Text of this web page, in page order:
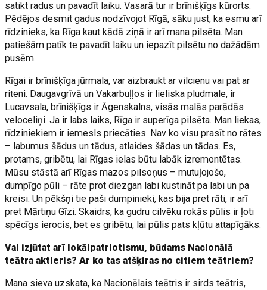
satikt radus un pavadīt laiku. Vasarā tur ir brīnišķīgs kūrorts.
Pēdējos desmit gadus nodzīvojot Rīgā, sāku just, ka esmu arī
rīdzinieks, ka Rīga kaut kādā ziņā ir arī mana pilsēta. Man
patiešām patīk te pavadīt laiku un iepazīt pilsētu no dažādām
pusēm.
Rīgai ir brīnišķīga jūrmala, var aizbraukt ar vilcienu vai pat ar
riteni. Daugavgrīvā un Vakarbuļļos ir lieliska pludmale, ir
Lucavsala, brīnišķīgs ir Āgenskalns, visās malās parādās
veloceliņi. Ja ir labs laiks, Rīga ir superīga pilsēta. Man liekas,
rīdziniekiem ir iemesls priecāties. Nav ko visu prasīt no rātes
– labumus šādus un tādus, atlaides šādas un tādas. Es,
protams, gribētu, lai Rīgas ielas būtu labāk izremontētas.
Mūsu stāstā arī Rīgas mazos pilsoņus – mutuļojošo,
dumpīgo pūli – rāte prot diezgan labi kustināt pa labi un pa
kreisi. Un pēkšņi tie paši dumpinieki, kas bija pret rāti, ir arī
pret Mārtiņu Gīzi. Skaidrs, ka gudru cilvēku rokās pūlis ir ļoti
spēcīgs ierocis, bet es gribētu, lai pūlis pats kļūtu attapīgāks.
Vai izjūtat arī lokālpatriotismu, būdams Nacionālā
teātra aktieris? Ar ko tas atšķiras no citiem teātriem?
Mana sieva uzskata, ka Nacionālais teātris ir sirds teātris,